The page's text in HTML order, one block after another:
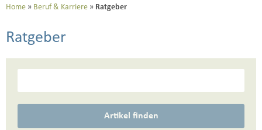
Home Beruf & Karriere Ratgeber
Ratgeber
Artikel finden